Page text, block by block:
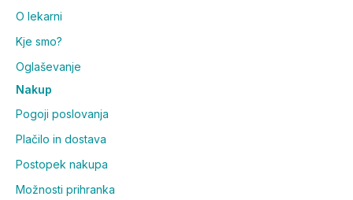
O lekarni
Kje smo?
Oglaševanje
Nakup
Pogoji poslovanja
Plačilo in dostava
Postopek nakupa
Možnosti prihranka